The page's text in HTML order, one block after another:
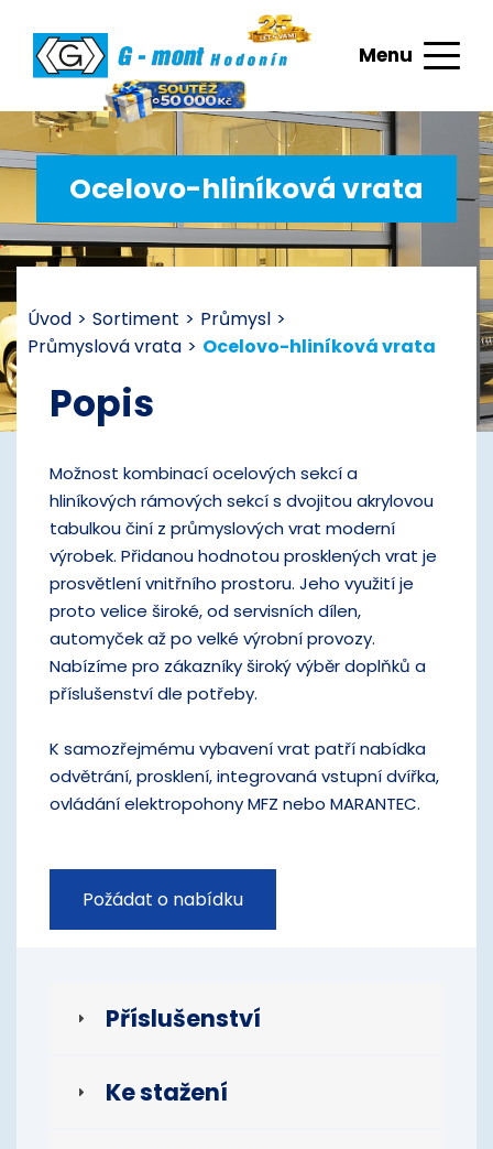
Menu
Ocelovo-hliníková vrata
Úvod > Sortiment > Průmysl >
Průmyslová vrata > Ocelovo-hliníková vrata
Popis
Možnost kombinací ocelových sekcí a
hliníkových rámových sekcí s dvojitou akrylovou
tabulkou činí z průmyslových vrat moderní
výrobek. Přidanou hodnotou prosklených vrat je
prosvětlení vnitřního prostoru. Jeho využití je
proto velice široké, od servisních dílen,
automyček až po velké výrobní provozy.
Nabízíme pro zákazníky široký výběr doplňků a
příslušenství dle potřeby.
K samozřejmému vybavení vrat patří nabídka
odvětrání, prosklení, integrovaná vstupní dvířka,
ovládání elektropohony MFZ nebo MARANTEC.
Požádat o nabídku
Příslušenství
Ke stažení